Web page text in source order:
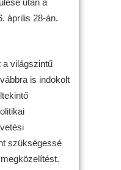
után a
április 28-án.
a világszintű
is indokolt
szükségessé